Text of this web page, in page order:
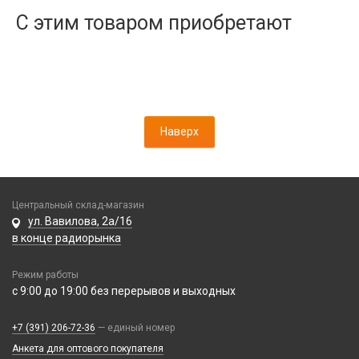
С этим товаром приобретают
Камеры
Проклейки
Шлейфы
АЗУ
АЗУ + FM-модулятор
АЗУ + кабель
Кабели
3 в 1
4 в 1
Компьютерная периферия
Аксессуары для ПК
Наверх
Центральный склад-магазин
ул. Вавилова, 2а/16
в конце радиорынка
Режим работы
с 9:00 до 19:00 без перерывов и выходных
+7 (391) 206-72-36 — единый номер
Анкета для оптового покупателя